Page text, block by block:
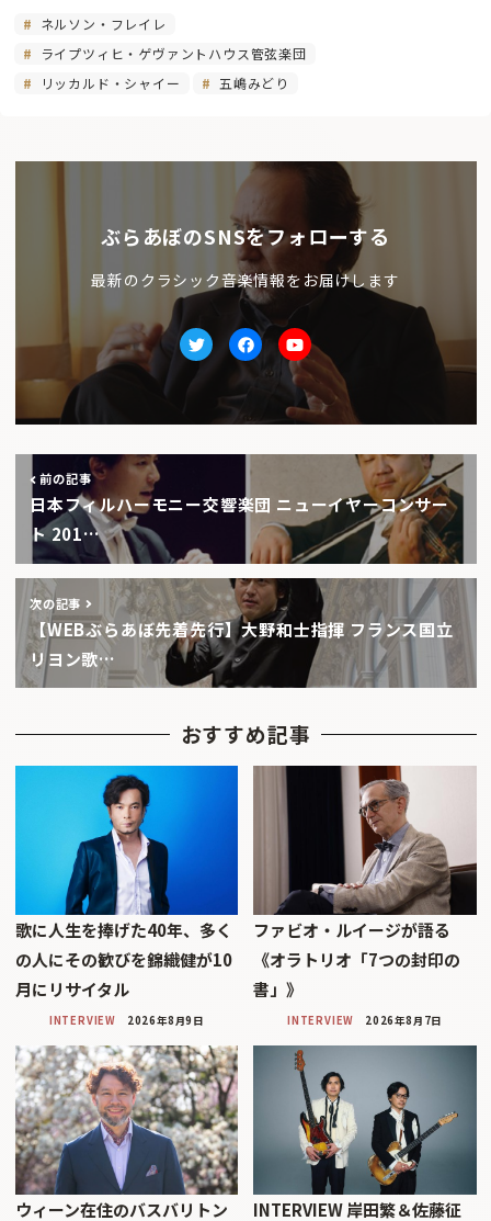
ネルソン・フレイレ
ライプツィヒ・ゲヴァントハウス管弦楽団
リッカルド・シャイー
五嶋みどり
ぶらあぼのSNSをフォローする
最新のクラシック音楽情報をお届けします
TwitterfacebookYoutube
前の記事
日本フィルハーモニー交響楽団 ニューイヤーコンサー
ト 201…
次の記事
【WEBぶらあぼ先着先行】大野和士指揮 フランス国立
リヨン歌…
おすすめ記事
歌に人生を捧げた40年、多く
の人にその歓びを錦織健が10
月にリサイタル
INTERVIEW 2026年8月9日
ファビオ・ルイージが語る
《オラトリオ「7つの封印の
書」》
INTERVIEW 2026年8月7日
ウィーン在住のバスバリトン INTERVIEW 岸田繁＆佐藤征